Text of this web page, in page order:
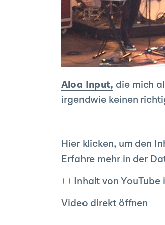
Aloa Input, die mich
irgendwie keinen
Inhalt
von
anzeigen
Hier klicken, um den
Erfahre mehr in der
Inhalt von YouTube
Video direkt öffnen